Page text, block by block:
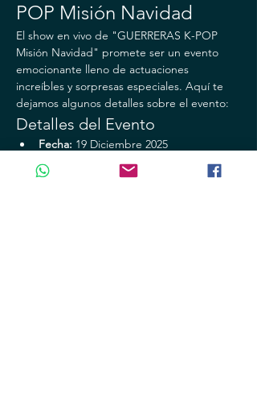
POP Misión Navidad
El show en vivo de "GUERRERAS K-POP
Misión Navidad" promete ser un evento
emocionante lleno de actuaciones
increíbles y sorpresas especiales. Aquí te
dejamos algunos detalles sobre el evento:
Detalles del Evento
Fecha: 19 Diciembre 2025
Funciones:
16:00 y 18:30 hrs
Lugar:
Teatro Emilio Rabasa